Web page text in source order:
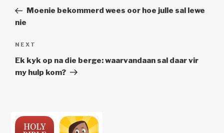
PostMoenie bekommerd wees oor hoe julle sal lewe
nie
Next
Post
NEXT
Ek kyk op na die berge: waarvandaan sal daar vir
my hulp kom?